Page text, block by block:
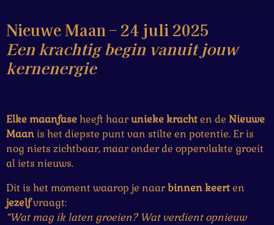
Nieuwe Maan – 24 juli 2025
Een krachtig begin vanuit jouw
kernenergie
Elke maan­faseheeft haaruniekekrachten de Nieuwe
Maanis het diepste punt van stilte en potentie. Er is
nog niets zichtbaar, maar onder de oppervlakte groeit
al iets nieuws.
Dit is het moment waarop je naarbinnenkeerten
jezelfvraagt:
“Wat mag ik laten groeien? Wat verdient opnieuw